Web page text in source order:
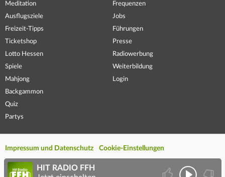
Meditation
Ausflugsziele
Freizeit-Tipps
Ticketshop
Lotto Hessen
Spiele
Mahjong
Backgammon
Quiz
Partys
Frequenzen
Jobs
Führungen
Presse
Radiowerbung
Weiterbildung
Login
Impressum und Datenschutz Cookie-Einstellungen
HIT RADIO FFH